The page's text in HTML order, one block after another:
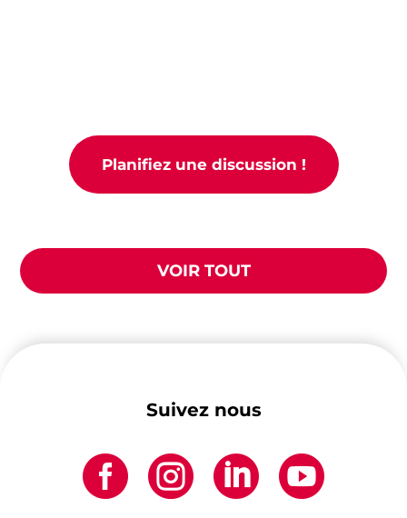
Planifiez une discussion !
VOIR TOUT
Suivez nous
   